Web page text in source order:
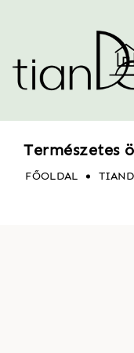
Természetes
FŐOLDAL